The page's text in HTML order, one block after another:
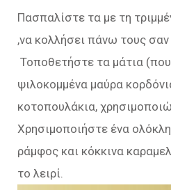
Πασπαλίστε τα με τη
,να κολλήσει πάνω τους σαν
Τοποθετήστε τα μάτια
ψιλοκομμένα μαύρα
κοτοπουλάκια,
Χρησιμοποιήστε ένα
ράμφος και κόκκινα
το λειρί.